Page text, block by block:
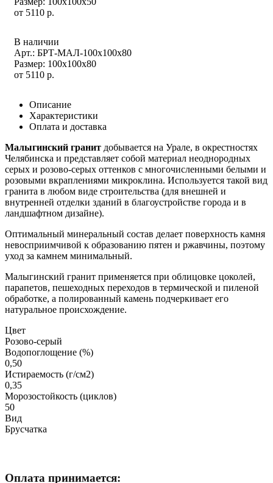
от 5110 р.
В наличии
Арт.: БРТ-МАЛ-100x100x80
Размер: 100x100x80
от 5110 р.
Описание
Характеристики
Оплата и доставка
Малыгинский гранит добывается на Урале, в окрестностях
Челябинска и представляет собой материал неоднородных
серых и розово-серых оттенков с многочисленными белыми и
розовыми вкраплениями микроклина. Используется такой вид
гранита в любом виде строительства (для внешней и
внутренней отделки зданий в благоустройстве города и в
ландшафтном дизайне).
Оптимальный минеральный состав делает поверхность камня
невосприимчивой к образованию пятен и ржавчины, поэтому
уход за камнем минимальный.
Малыгинский гранит применяется при облицовке цоколей,
парапетов, пешеходных переходов в термической и пиленой
обработке, а полированный камень подчеркивает его
натуральное происхождение.
Цвет
Розово-серый
Водопоглощение (%)
0,50
Истираемость (г/см2)
0,35
Морозостойкость (циклов)
50
Вид
Брусчатка
Оплата принимается: